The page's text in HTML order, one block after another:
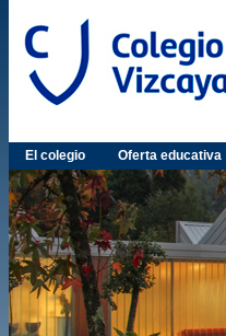
El colegio Oferta educativa